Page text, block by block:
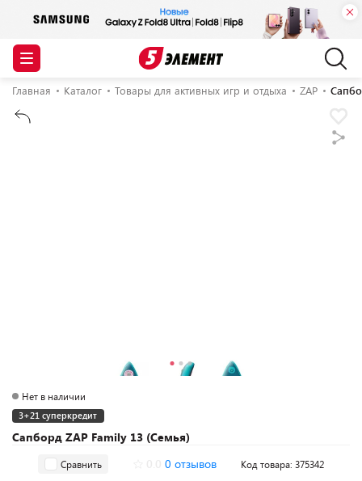
Главная Каталог Товары для активных игр и отдыха ZAP
Сапборд ZAP Family 13 (Семья)
Нет в наличии
3+21 суперкредит
Сравнить 0 отзывов Код товара: 375342